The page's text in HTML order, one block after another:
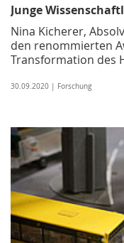
Junge
Nina Kicherer,
den renommierten
Transformation des
30.09.2020 | Forschung